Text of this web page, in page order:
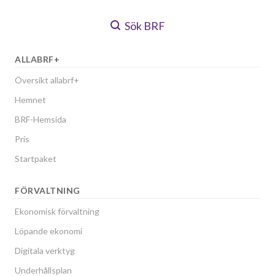
Sök BRF
ALLABRF+
Översikt allabrf+
Hemnet
BRF-Hemsida
Pris
Startpaket
FÖRVALTNING
Ekonomisk förvaltning
Löpande ekonomi
Digitala verktyg
Underhållsplan